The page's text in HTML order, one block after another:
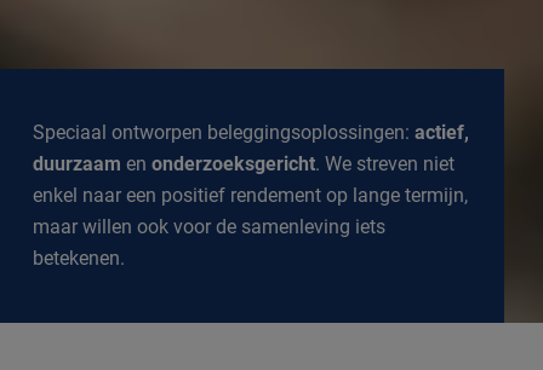
Speciaal ontworpen beleggingsoplossingen: actief,
duurzaam en onderzoeksgericht. We streven niet
enkel naar een positief rendement op lange termijn,
maar willen ook voor de samenleving iets
betekenen.